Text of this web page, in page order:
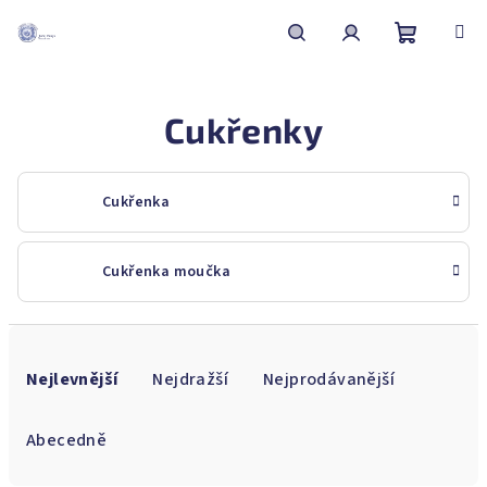
Cukřenky
Cukřenka
Cukřenka moučka
Nejlevnější Nejdražší Nejprodávanější
Abecedně